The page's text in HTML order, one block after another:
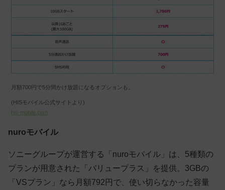
月額700円で5分間かけ放題になるオプションも。
(HISモバイル公式サイトより)
his-mobile.com
nuroモバイル
ソニーグループが運営する「nuroモバイル」は、5種類の
プランが用意された「バリュープラス」を提供。3GBの
「VSプラン」なら月額792円で、使い切らなかった容量